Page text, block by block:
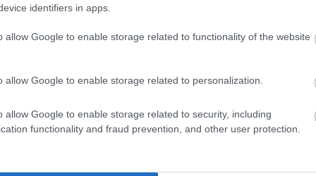
identifiers in apps.
allow Google to enable storage related to functionality of the website
allow Google to enable storage related to personalization.
allow Google to enable storage related to security, including
functionality and fraud prevention, and other user protection.